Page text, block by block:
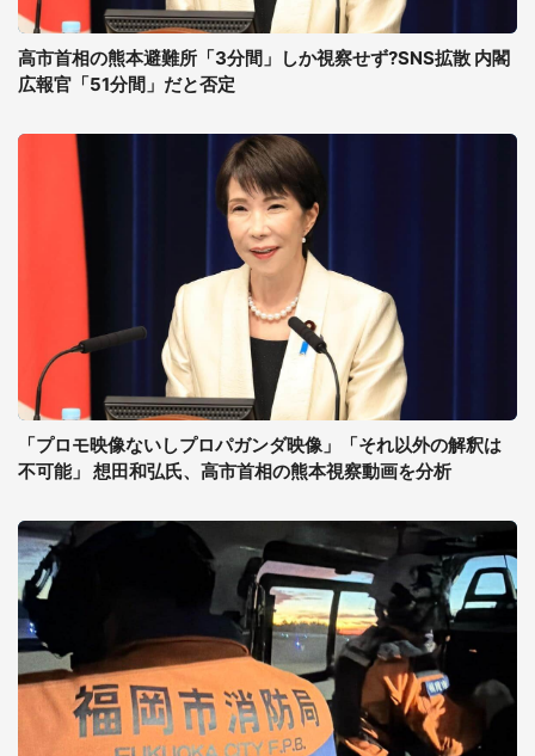
高市首相の熊本避難所「3分間」しか視察せず?SNS拡散 内閣
広報官「51分間」だと否定
「プロモ映像ないしプロパガンダ映像」「それ以外の解釈は
不可能」 想田和弘氏、高市首相の熊本視察動画を分析